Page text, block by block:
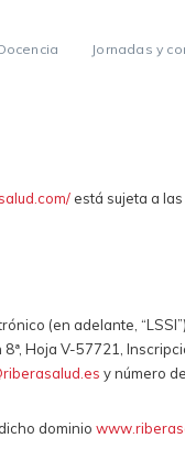
Jornadas y
está sujeta a
(en adelante,
Hoja V-57721,
y número
dominio